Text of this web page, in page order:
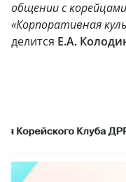
общении с
«Корпоративная
делится Е.А.